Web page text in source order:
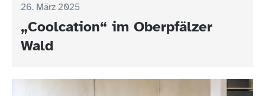
26. März 2025
„Coolcation“ im Oberpfälzer
Wald